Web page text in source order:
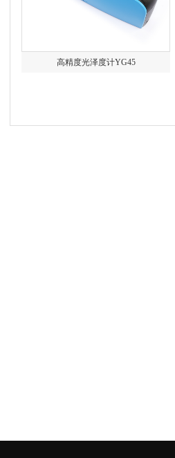
高精度光泽度计YG45